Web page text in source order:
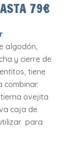
79€
algodón,
y cierre de
tiene
ovejita
caja de
para